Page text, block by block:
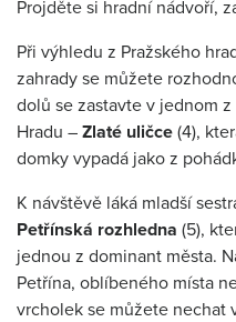
Projděte si hradní nádvoří,
Při výhledu z Pražského
zahrady se můžete
dolů se zastavte v jednom
Hradu – Zlaté uličce (4),
domky vypadá jako z
K návštěvě láká mladší
Petřínská rozhledna (5),
jednou z dominant města.
Petřína, oblíbeného místa
vrcholek se můžete nechat